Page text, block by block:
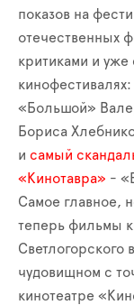
показов на
отечественных
критиками и
«Большой»
Бориса
и самый
«Кинотавра» -
Самое главное,
теперь фильмы
Светлогорского
чудовищном с
кинотеатре